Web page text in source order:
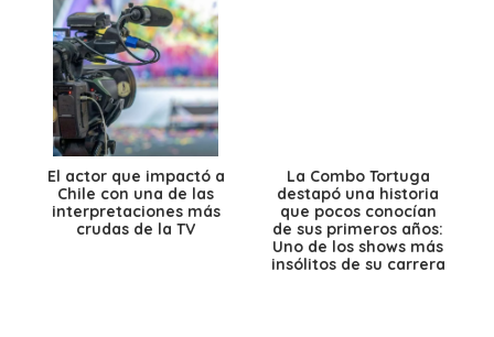
El actor que impactó a
Chile con una de las
interpretaciones más
crudas de la TV
La Combo Tortuga
destapó una historia
que pocos conocían
de sus primeros años:
Uno de los shows más
insólitos de su carrera